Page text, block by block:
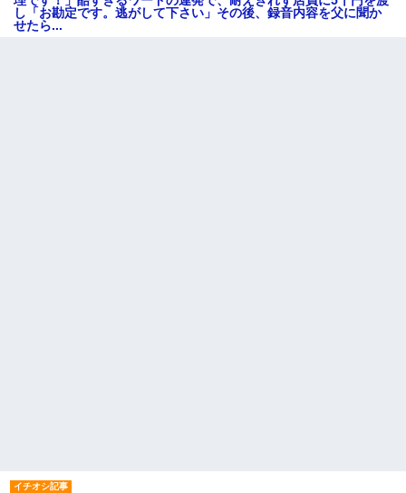
し「お勘定です。逃がして下さい」その後、録音内容を父に聞か
せたら...